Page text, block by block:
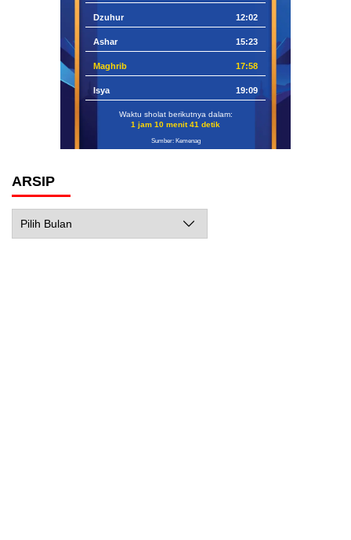
Dzuhur 12:02
Ashar 15:23
Maghrib 17:58
Isya 19:09
Waktu sholat berikutnya dalam:
1 jam 10 menit 40 detik
Sumber: Kemenag
ARSIP